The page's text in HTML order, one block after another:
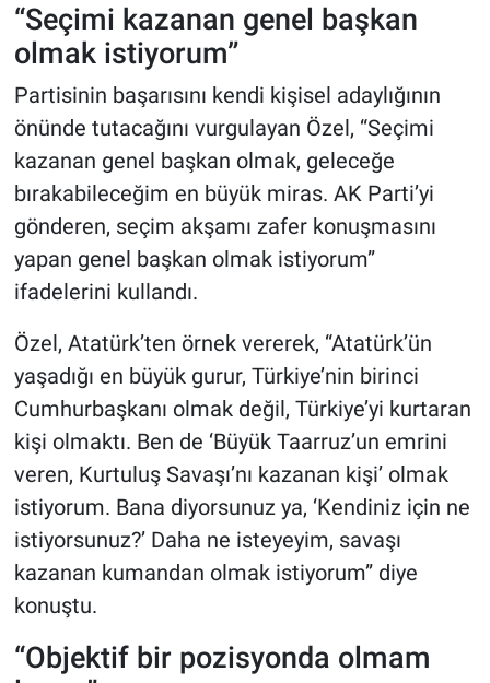
“Seçimi kazanan genel başkan
olmak istiyorum”
Partisinin başarısını kendi kişisel adaylığının
önünde tutacağını vurgulayan Özel, “Seçimi
kazanan genel başkan olmak, geleceğe
bırakabileceğim en büyük miras. AK Parti’yi
gönderen, seçim akşamı zafer konuşmasını
yapan genel başkan olmak istiyorum”
ifadelerini kullandı.
Özel, Atatürk’ten örnek vererek, “Atatürk’ün
yaşadığı en büyük gurur, Türkiye’nin birinci
Cumhurbaşkanı olmak değil, Türkiye’yi kurtaran
kişi olmaktı. Ben de ‘Büyük Taarruz’un emrini
veren, Kurtuluş Savaşı’nı kazanan kişi’ olmak
istiyorum. Bana diyorsunuz ya, ‘Kendiniz için ne
istiyorsunuz?’ Daha ne isteyeyim, savaşı
kazanan kumandan olmak istiyorum” diye
konuştu.
“Objektif bir pozisyonda olmam